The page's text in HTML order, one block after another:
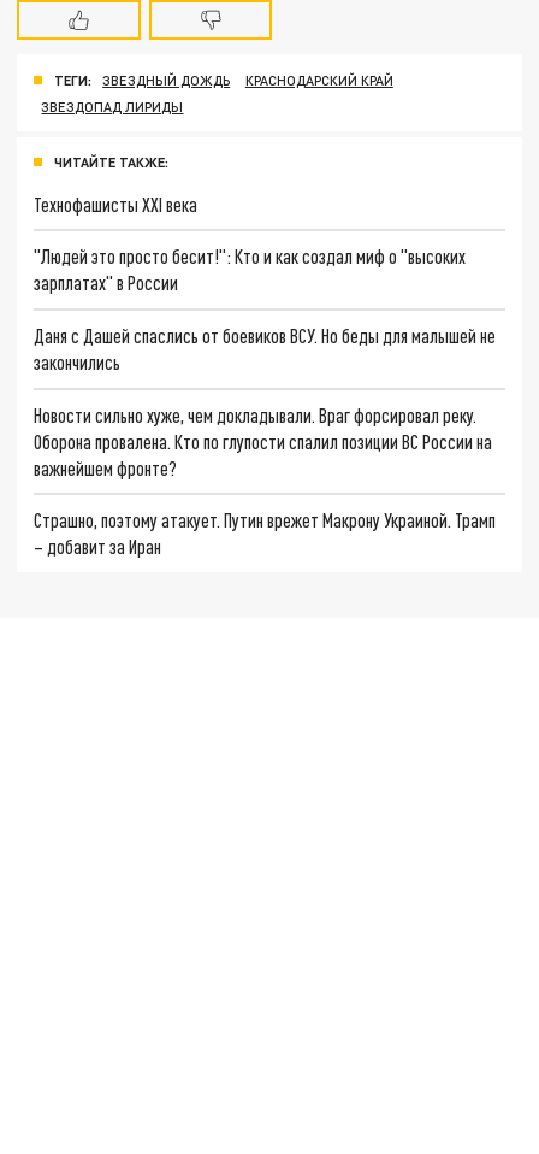
ТЕГИ: ЗВЕЗДНЫЙ ДОЖДЬ
КРАСНОДАРСКИЙ КРАЙ
ЗВЕЗДОПАД ЛИРИДЫ
ЧИТАЙТЕ ТАКЖЕ:
Технофашисты XXI века
"Людей это просто бесит!": Кто и как создал миф о "высоких
зарплатах" в России
Даня с Дашей спаслись от боевиков ВСУ. Но беды для малышей не
закончились
Новости сильно хуже, чем докладывали. Враг форсировал реку.
Оборона провалена. Кто по глупости спалил позиции ВС России на
важнейшем фронте?
Страшно, поэтому атакует. Путин врежет Макрону Украиной. Трамп
– добавит за Иран